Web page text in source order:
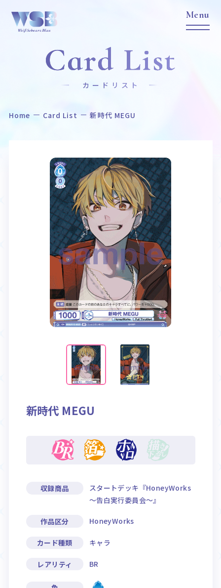
Home News
作品タイトル 商品情報
Event
イベント
Card List
カードリスト
Rule / Q&A
ルール/Q&A
Deck Recipe
デッキレシピ
Card List
カードリスト
Home Card List 新時代 MEGU
新時代 MEGU
収録商品
スタートデッキ『HoneyWorks
～告白実行委員会～』
作品区分 HoneyWorks
カード種類 キャラ
レアリティ BR